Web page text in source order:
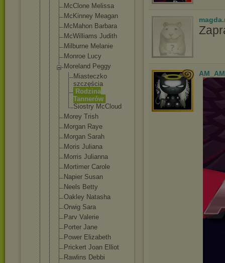
McClone Melissa
McKinney Meagan
McMahon Barbara
McWilliams Judith
Milburne Melanie
Monroe Lucy
Moreland Peggy
Miastecz ko
szczęścia
Rodzina
Tannerów
Siostry McCloud
Morey Trish
Morgan Raye
Morgan Sarah
Moris Juliana
Morris Julianna
Mortimer Carole
Napier Susan
Neels Betty
Oakley Natasha
Orwig Sara
Parv Valerie
Porter Jane
Power Elizabeth
Prickert Joan Elliot
Rawlins Debbi
AM_AM